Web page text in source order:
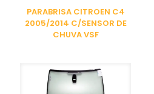
PARABRISA CITROEN C4
2005/2014 C/SENSOR DE
CHUVA VSF